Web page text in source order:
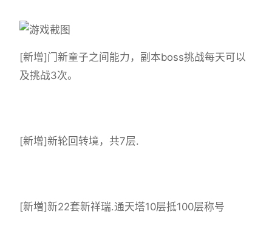
[新增]门新童子之间能力，副本boss挑战每天可以
及挑战3次。
[新增]新轮回转境，共7层.
[新増]新22套新祥瑞.通天塔10层抵100层称号